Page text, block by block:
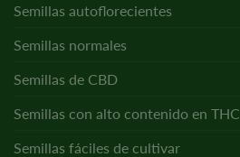
Semillas autoflorecientes
Semillas normales
Semillas de CBD
Semillas con alto contenido en THC
Semillas fáciles de cultivar